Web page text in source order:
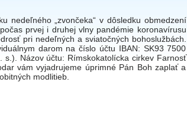
nedeľného „zvončeka“ v dôsledku obmedzení
prvej i druhej vlny pandémie koronavírusu
pri nedeľných a sviatočných bohoslužbách.
darom na číslo účtu IBAN: SK93 7500
s.). Názov účtu: Rímskokatolícka cirkev Farnosť
vám vyjadrujeme úprimné Pán Boh zaplať a
modlitieb.